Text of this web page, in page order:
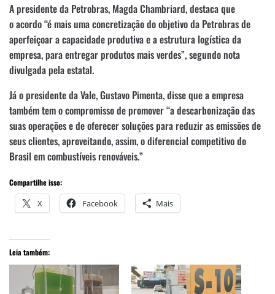
A presidente da Petrobras, Magda Chambriard, destaca que
o acordo “é mais uma concretização do objetivo da Petrobras de
aperfeiçoar a capacidade produtiva e a estrutura logística da
empresa, para entregar produtos mais verdes”, segundo nota
divulgada pela estatal.
Já o presidente da Vale, Gustavo Pimenta, disse que a empresa
também tem o compromisso de promover “a descarbonização das
suas operações e de oferecer soluções para reduzir as emissões de
seus clientes, aproveitando, assim, o diferencial competitivo do
Brasil em combustíveis renováveis.”
Compartilhe isso:
X Facebook Mais
Leia também: